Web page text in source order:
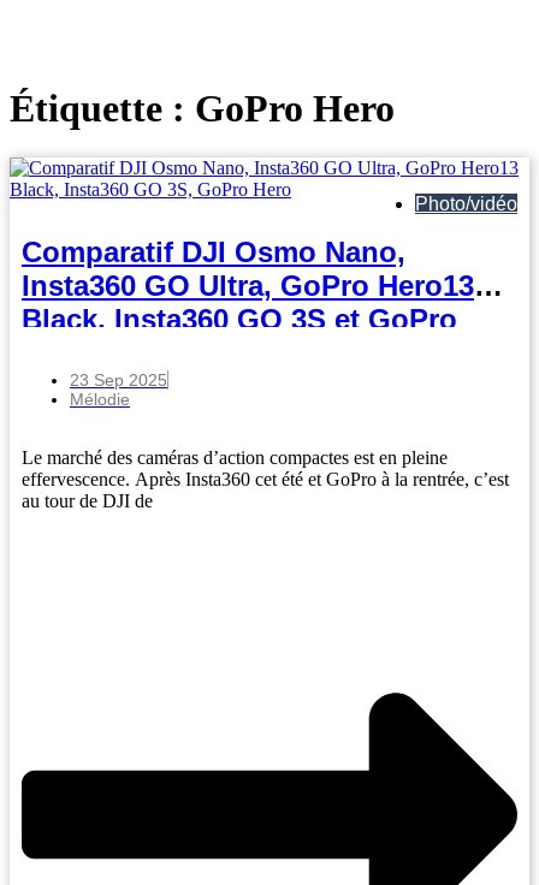
Étiquette : GoPro Hero
Photo/vidéo
Comparatif DJI Osmo Nano,
Insta360 GO Ultra, GoPro Hero13
Black, Insta360 GO 3S et GoPro
23 Sep 2025
Mélodie
Le marché des caméras d’action compactes est en pleine
effervescence. Après Insta360 cet été et GoPro à la rentrée, c’est
au tour de DJI de